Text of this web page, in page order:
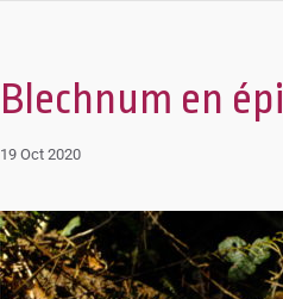
Blechnum en épi
19 Oct 2020